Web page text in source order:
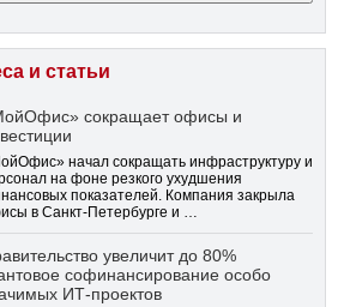
и статьи
сокращает офисы и
начал сокращать инфраструктуру и
на фоне резкого ухудшения
показателей. Компания закрыла
в Санкт-Петербурге и …
увеличит до 80%
софинансирование особо
ИТ-проектов